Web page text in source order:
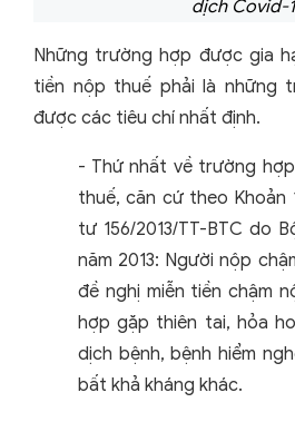
dịch Covid-
Những trường hợp được gia
tiền nộp thuế phải là những
được các tiêu chí nhất định.
- Thứ nhất về trường
thuế, căn cứ theo Khoản
tư 156/2013/TT-BTC do
năm 2013: Người nộp
đề nghị miễn tiền chậm
hợp gặp thiên tai, hỏa
dịch bệnh, bệnh hiểm
bất khả kháng khác.